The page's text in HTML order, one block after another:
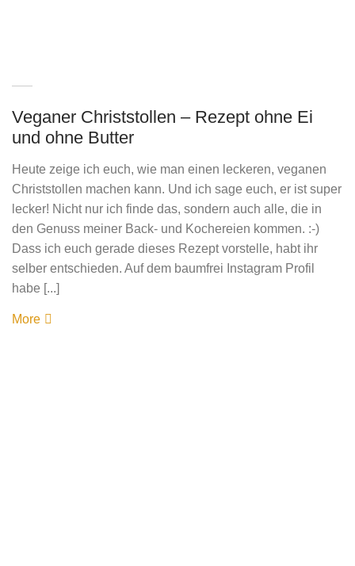
Veganer Christstollen – Rezept ohne Ei
und ohne Butter
Heute zeige ich euch, wie man einen leckeren, veganen
Christstollen machen kann. Und ich sage euch, er ist super
lecker! Nicht nur ich finde das, sondern auch alle, die in
den Genuss meiner Back- und Kochereien kommen. :-)
Dass ich euch gerade dieses Rezept vorstelle, habt ihr
selber entschieden. Auf dem baumfrei Instagram Profil
habe [...]
More